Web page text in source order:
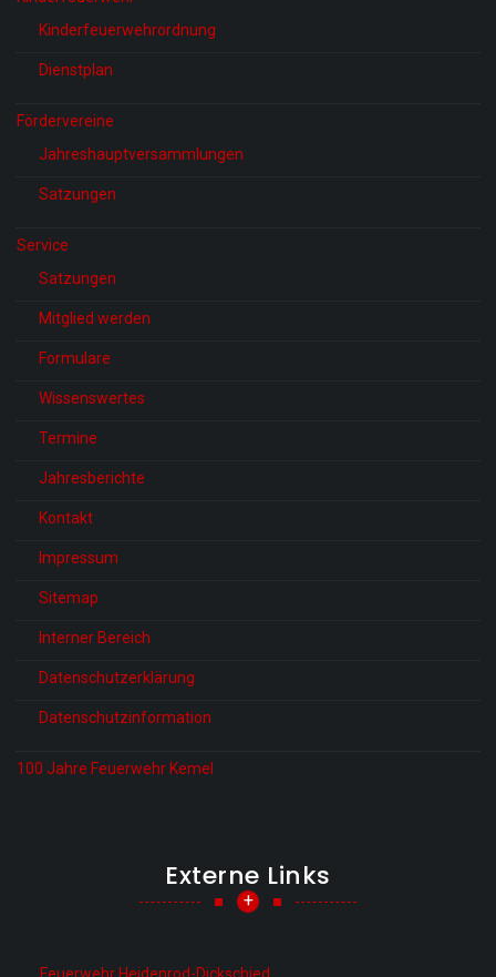
Kinderfeuerwehrordnung
Dienstplan
Fördervereine
Jahreshauptversammlungen
Satzungen
Service
Satzungen
Mitglied werden
Formulare
Wissenswertes
Termine
Jahresberichte
Kontakt
Impressum
Sitemap
Interner Bereich
Datenschutzerklärung
Datenschutzinformation
100 Jahre Feuerwehr Kemel
Externe Links
+